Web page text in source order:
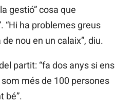
gestió” cosa que
“Hi ha problemes greus
nou en un calaix”, diu.
partit: “fa dos anys si ens
més de 100 persones
bé”.